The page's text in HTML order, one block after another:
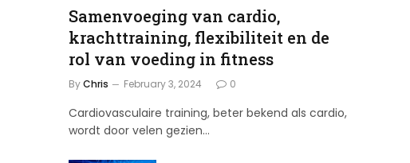
Samenvoeging van cardio,
krachttraining, flexibiliteit en de
rol van voeding in fitness
ByChris February 3, 2024 0
Cardiovasculaire training, beter bekend als cardio,
wordt door velen gezien…